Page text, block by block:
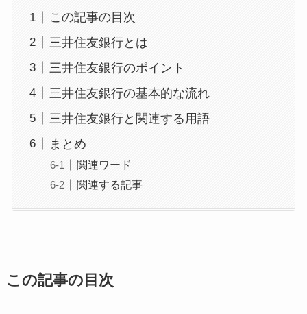
この記事の目次
三井住友銀行とは
三井住友銀行のポイント
三井住友銀行の基本的な流れ
三井住友銀行と関連する用語
まとめ
関連ワード
関連する記事
この記事の目次